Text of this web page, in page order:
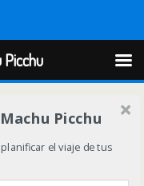
Picchu
el viaje de tus
Picchu